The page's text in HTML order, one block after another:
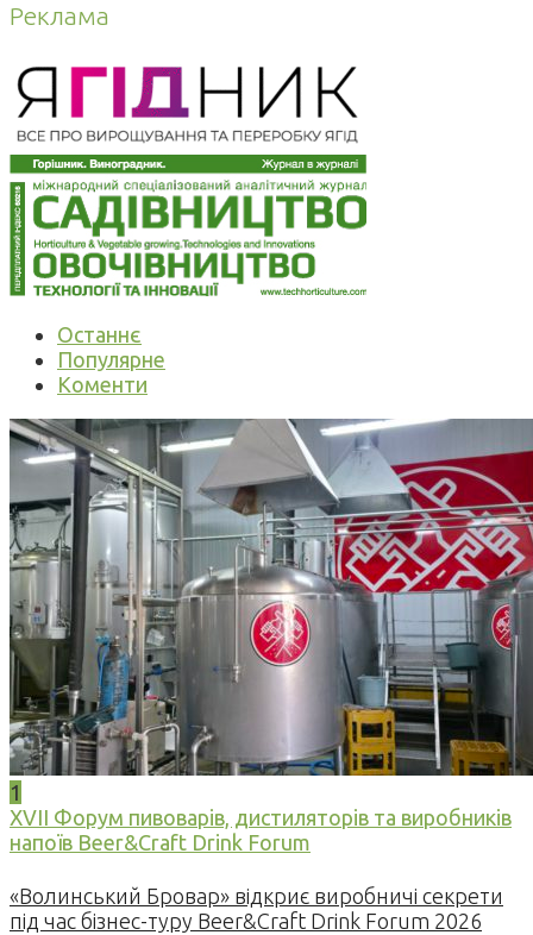
Реклама
Останнє
Популярне
Коменти
1
XVII Форум пивоварів, дистиляторів та виробників
напоїв Beer&Craft Drink Forum
«Волинський Бровар» відкриє виробничі секрети
під час бізнес-туру Beer&Craft Drink Forum 2026